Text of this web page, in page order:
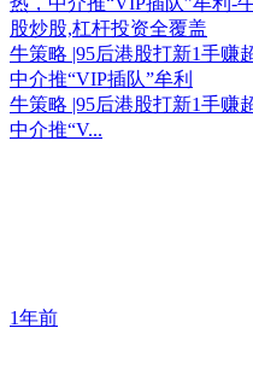
牛策略 |95后港股打新1手赚
中介推“VIP插队”牟利
牛策略 |95后港股打新1手赚
中介推“V...
1年前